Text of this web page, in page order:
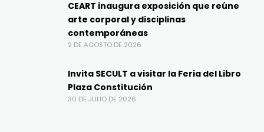
CEART inaugura exposición que reúne
arte corporal y disciplinas
contemporáneas
2 DE AGOSTO DE 2026
Invita SECULT a visitar la Feria del Libro
Plaza Constitución
30 DE JULIO DE 2026